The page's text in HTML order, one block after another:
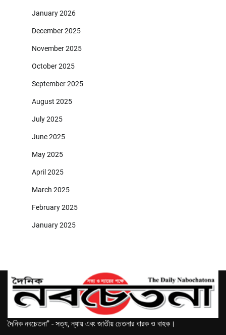
January 2026
December 2025
November 2025
October 2025
September 2025
August 2025
July 2025
June 2025
May 2025
April 2025
March 2025
February 2025
January 2025
দৈনিক নবচেতনা" - সত্য, ন্যায় এবং জাতীয় চেতনার ধারক ও বাহক।